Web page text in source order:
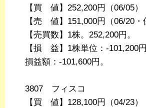
【買 値】252,200円（06/05）
【売 値】151,000円（06/20・
【売買数】1株。252,200円。
【損 益】1株単位：-101,200円
損益額：-101,600円。
3807 フィスコ
【買 値】128,100円（04/23）